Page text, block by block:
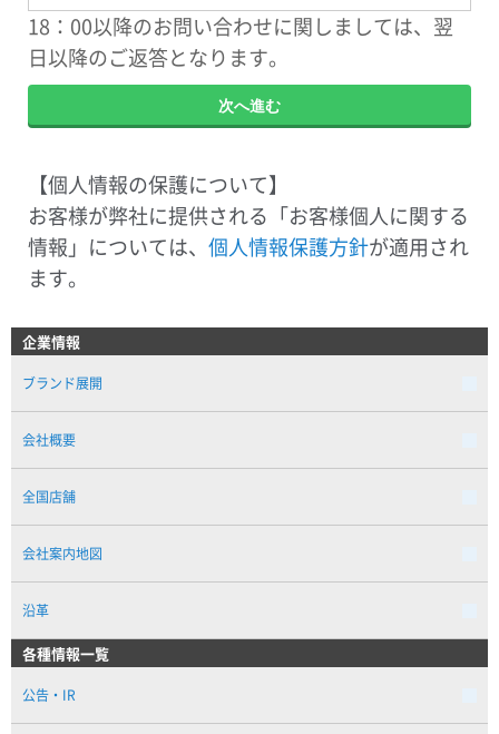
18：00以降のお問い合わせに関しましては、翌
日以降のご返答となります。
【個人情報の保護について】
お客様が弊社に提供される「お客様個人に関する
情報」については、 個人情報保護方針が適用され
ます。
企業情報
ブランド展開
会社概要
全国店舗
会社案内地図
沿革
各種情報一覧
公告・IR